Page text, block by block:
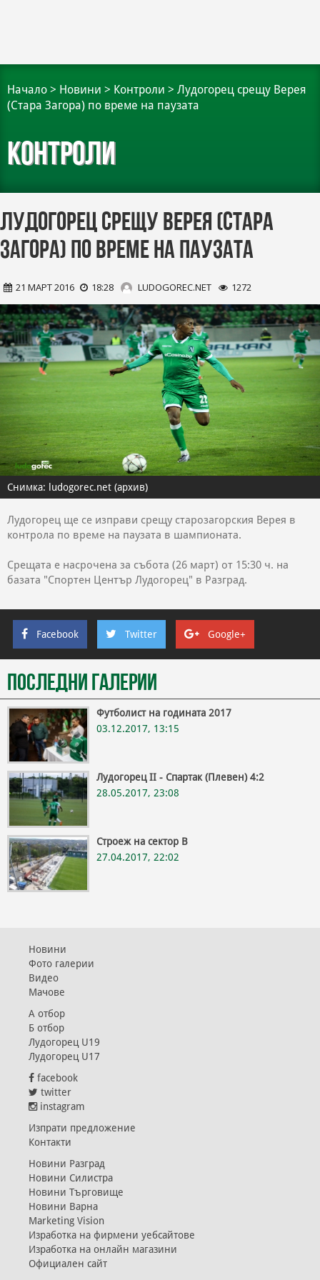
Начало > Новини > Контроли > Лудогорец срещу Верея
(Стара Загора) по време на паузата
Контроли
Лудогорец срещу Верея (Стара
Загора) по време на паузата
21 МАРТ 2016 18:28 LUDOGOREC.NET 1272
Снимка: ludogorec.net (архив)
Лудогорец ще се изправи срещу старозагорския Верея в
контрола по време на паузата в шампионата.
Срещата е насрочена за събота (26 март) от 15:30 ч. на
базата "Спортен Център Лудогорец" в Разград.
Facebook Twitter Google+
Последни галерии
Футболист на годината 2017
03.12.2017, 13:15
Лудогорец II - Спартак (Плевен) 4:2
28.05.2017, 23:08
Строеж на сектор В
27.04.2017, 22:02
Новини
Фото галерии
Видео
Мачове
А отбор
Б отбор
Лудогорец U19
Лудогорец U17
facebook
twitter
instagram
Изпрати предложение
Контакти
Новини Разград
Новини Силистра
Новини Търговище
Новини Варна
Marketing Vision
Изработка на фирмени уебсайтове
Изработка на онлайн магазини
Официален сайт